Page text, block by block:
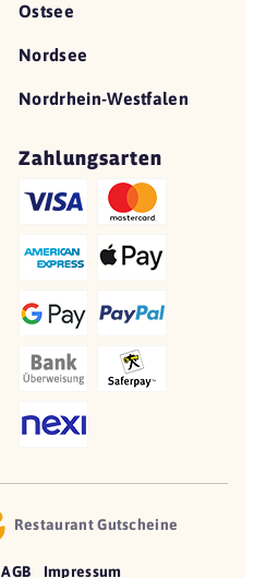
Ostsee
Nordsee
Nordrhein-Westfalen
Zahlungsarten
Restaurant Gutscheine
AGB Impressum